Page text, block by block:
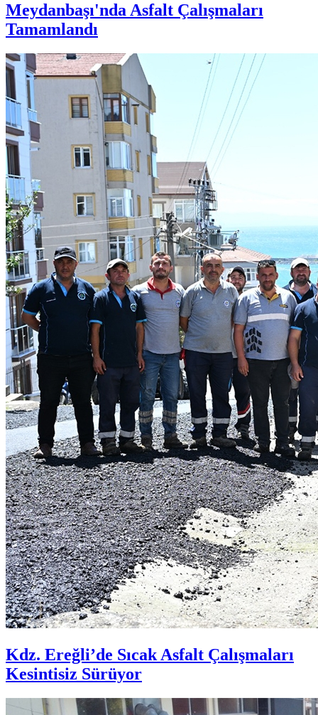
Meydanbaşı'nda Asfalt Çalışmaları
Tamamlandı
Kdz. Ereğli’de Sıcak Asfalt Çalışmaları
Kesintisiz Sürüyor